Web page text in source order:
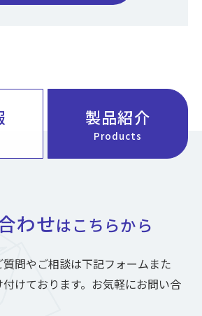
製品紹介
Products
わせはこちらから
問やご相談は下記フォームまた
けております。お気軽にお問い合